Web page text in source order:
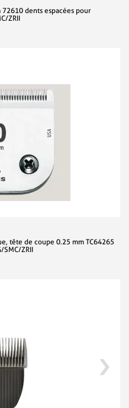
72610 dents espacées pour
ZRII
tête de coupe 0.25 mm TC64265
SMC/ZRII